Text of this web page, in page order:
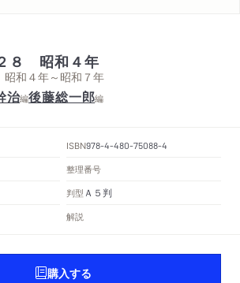
８ 昭和４年
和４年～昭和７年
治編後藤総一郎編
ISBN978-4-480-75088-4
整理番号
判型 Ａ５判
解説
購入する